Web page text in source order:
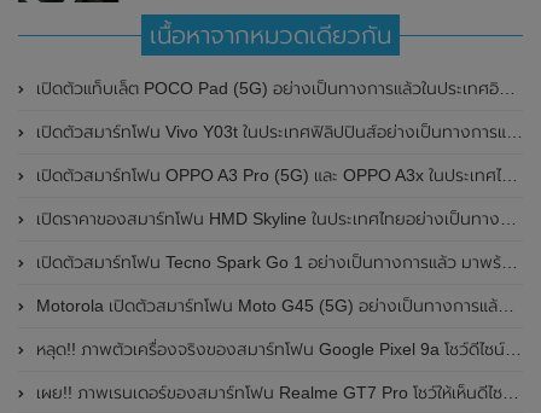
เนื้อหาจากหมวดเดียวกัน
เปิดตัวแท็บเล็ต POCO Pad (5G) อย่างเป็นทางการแล้วในประเทศอินเดีย มาพร้อมชิปเซ็ต Snapdragon 7s Gen 2 ของ Qualcomm และรองรับเครือข่าย 5G
เปิดตัวสมาร์ทโฟน Vivo Y03t ในประเทศฟิลิปปินส์อย่างเป็นทางการแล้ว มาพร้อมชิปเซ็ต Unisoc T612 , กล้องหลัง ความละเอียด 13MP , แบตเตอรี่ 5,000mAh และหน้าจอแสดงผล LCD / 90Hz
เปิดตัวสมาร์ทโฟน OPPO A3 Pro (5G) และ OPPO A3x ในประเทศไทยอย่างเป็นทางการแล้ว ในราคาเริ่มต้นเพียง 3,999 บาท
เปิดราคาของสมาร์ทโฟน HMD Skyline ในประเทศไทยอย่างเป็นทางการแล้ว ราคา 14,990 บาท
เปิดตัวสมาร์ทโฟน Tecno Spark Go 1 อย่างเป็นทางการแล้ว มาพร้อมหน้าจอแสดงผล LCD / 120Hz , แบตเตอรี่ 5,000mAh และใช้ชิปเซ็ต Unisoc
Motorola เปิดตัวสมาร์ทโฟน Moto G45 (5G) อย่างเป็นทางการแล้วในอินเดีย
หลุด!! ภาพตัวเครื่องจริงของสมาร์ทโฟน Google Pixel 9a โชว์ดีไซน์ใหม่ กล้องหลังแบนราบ ไม่มีกรอบของกล้องแล้ว
เผย!! ภาพเรนเดอร์ของสมาร์ทโฟน Realme GT7 Pro โชว์ให้เห็นดีไซน์ใหม่ พร้อมเผยรายละเอียดสเปกที่สำคัญบางส่วน